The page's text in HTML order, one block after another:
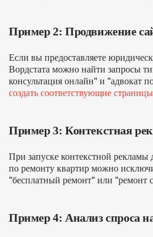
Пример 2: Продвижение
Если вы предоставляете
Вордстата можно найти запросы
консультация онлайн" и "адвокат
создать соответствующие
Пример 3: Контекстная
При запуске контекстной рекламы
по ремонту квартир можно
"бесплатный ремонт" или "ремонт
Пример 4: Анализ спроса